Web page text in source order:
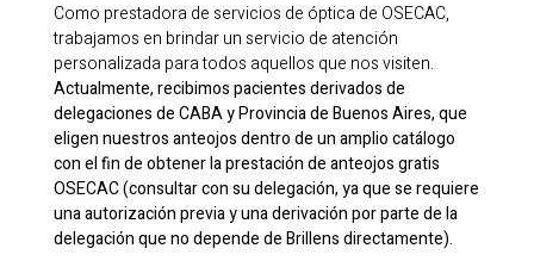
Como prestadora de servicios de óptica de OSECAC,
trabajamos en brindar un servicio de atención
personalizada para todos aquellos que nos visiten.
Actualmente, recibimos pacientes derivados de
delegaciones de CABA y Provincia de Buenos Aires, que
eligen nuestros anteojos dentro de un amplio catálogo
con el fin de obtener la prestación de anteojos gratis
OSECAC (consultar con su delegación, ya que se requiere
una autorización previa y una derivación por parte de la
delegación que no depende de Brillens directamente).